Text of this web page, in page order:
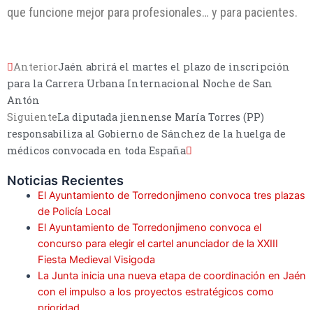
que funcione mejor para profesionales… y para pacientes.
AnteriorJaén abrirá el martes el plazo de inscripción
para la Carrera Urbana Internacional Noche de San
Antón
SiguienteLa diputada jiennense María Torres (PP)
responsabiliza al Gobierno de Sánchez de la huelga de
médicos convocada en toda España
Noticias Recientes
El Ayuntamiento de Torredonjimeno convoca tres plazas
de Policía Local
El Ayuntamiento de Torredonjimeno convoca el
concurso para elegir el cartel anunciador de la XXIII
Fiesta Medieval Visigoda
La Junta inicia una nueva etapa de coordinación en Jaén
con el impulso a los proyectos estratégicos como